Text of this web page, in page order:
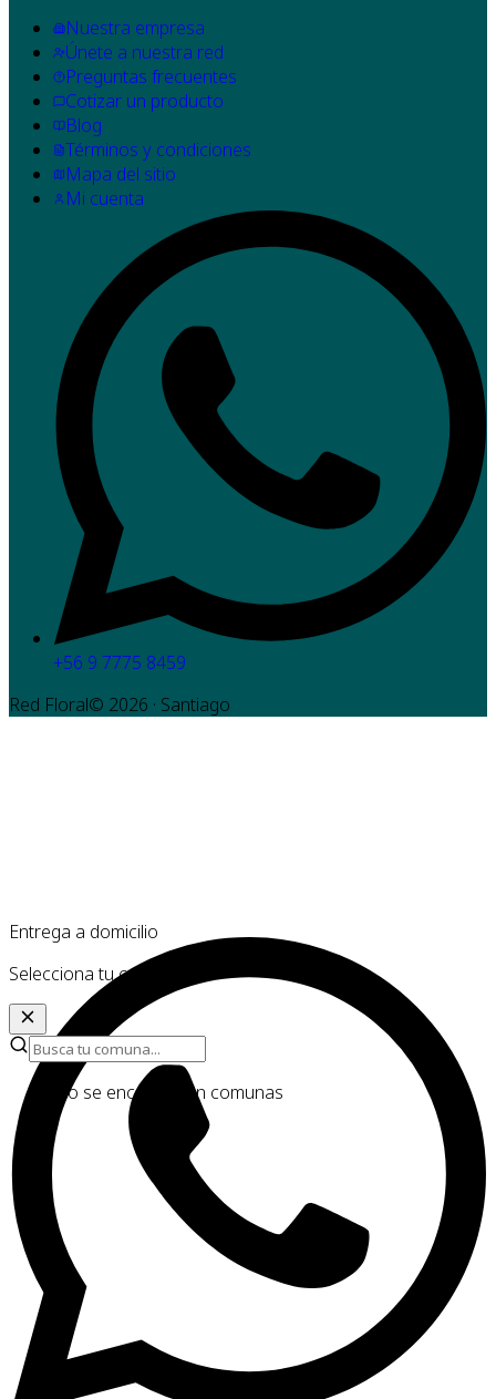
Nuestra empresa
Únete a nuestra red
Preguntas frecuentes
Cotizar un producto
Blog
Términos y condiciones
Mapa del sitio
Mi cuenta
+56 9 7775 8459
Red Floral© 2026 · Santiago
Entrega a domicilio
Selecciona tu comuna
No se encontraron comunas